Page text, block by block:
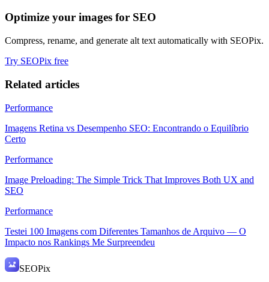
Optimize your images for SEO
Compress, rename, and generate alt text automatically with SEOPix.
Try SEOPix free
Related articles
Performance
Imagens Retina vs Desempenho SEO: Encontrando o Equilíbrio
Certo
Performance
Image Preloading: The Simple Trick That Improves Both UX and
SEO
Performance
Testei 100 Imagens com Diferentes Tamanhos de Arquivo — O
Impacto nos Rankings Me Surpreendeu
SEOPix